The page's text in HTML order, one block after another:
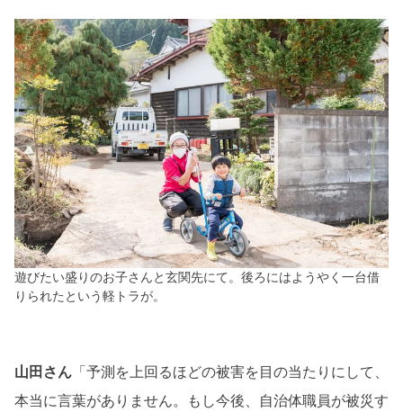
遊びたい盛りのお子さんと玄関先にて。後ろにはようやく一台借
りられたという軽トラが。
山田さん 「予測を上回るほどの被害を目の当たりにして、
本当に言葉がありません。もし今後、自治体職員が被災す